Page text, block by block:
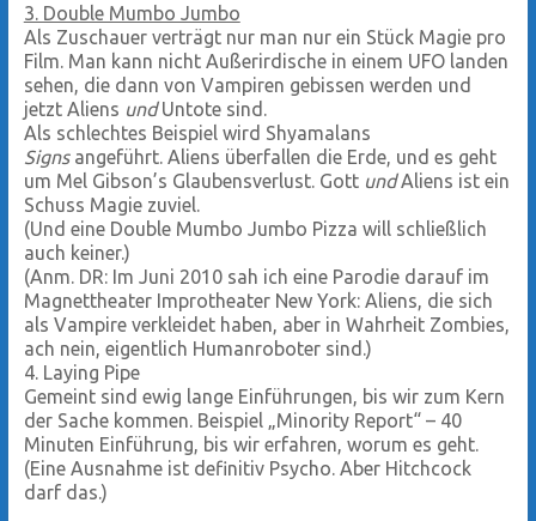
3. Double Mumbo Jumbo
Als Zuschauer verträgt nur man nur ein Stück Magie pro
Film. Man kann nicht Außerirdische in einem UFO landen
sehen, die dann von Vampiren gebissen werden und
jetzt Aliens undUntote sind.
Als schlechtes Beispiel wird Shyamalans
Signsangeführt. Aliens überfallen die Erde, und es geht
um Mel Gibson’s Glaubensverlust. Gott undAliens ist ein
Schuss Magie zuviel.
(Und eine Double Mumbo Jumbo Pizza will schließlich
auch keiner.)
(Anm. DR: Im Juni 2010 sah ich eine Parodie darauf im
Magnettheater Improtheater New York: Aliens, die sich
als Vampire verkleidet haben, aber in Wahrheit Zombies,
ach nein, eigentlich Humanroboter sind.)
4. Laying Pipe
Gemeint sind ewig lange Einführungen, bis wir zum Kern
der Sache kommen. Beispiel „Minority Report“ – 40
Minuten Einführung, bis wir erfahren, worum es geht.
(Eine Ausnahme ist definitiv Psycho. Aber Hitchcock
darf das.)